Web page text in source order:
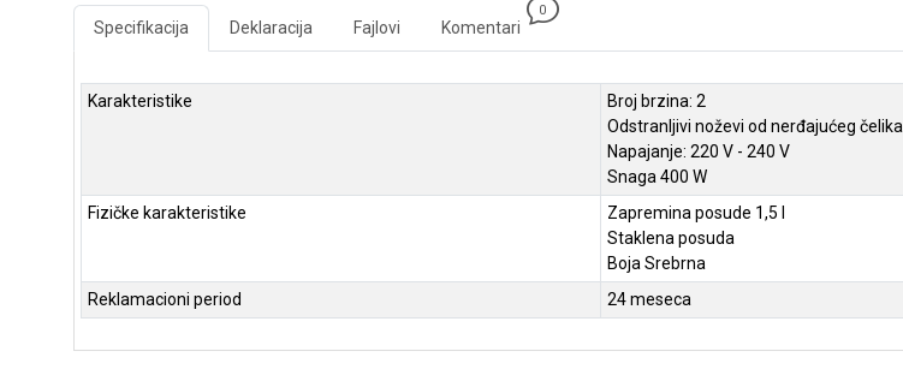
Specifikacija Deklaracija Fajlovi Komentari
0
Karakteristike
Broj brzina: 2
Odstranljivi noževi od nerđajućeg čelika
Napajanje: 220 V - 240 V
Snaga 400 W
Fizičke karakteristike
Zapremina posude 1,5 l
Staklena posuda
Boja Srebrna
Reklamacioni period
24 meseca